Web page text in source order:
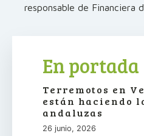
responsable de Financiera
En portada
Terremotos en
están haciendo
andaluzas
26 junio, 2026